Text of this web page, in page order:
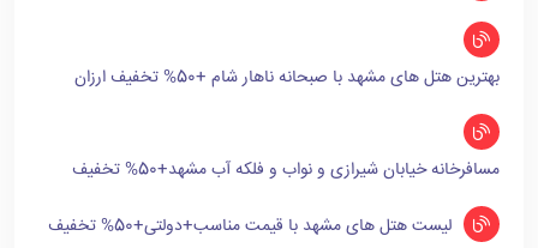
بهترین هتل های مشهد با صبحانه ناهار شام +50% تخفیف ارزان
مسافرخانه خیابان شیرازی و نواب و فلکه آب مشهد+50% تخفیف
لیست هتل های مشهد با قیمت مناسب+دولتی+50% تخفیف